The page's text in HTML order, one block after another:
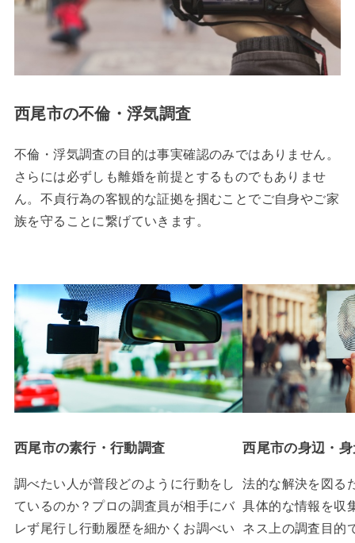
西尾市の不倫・浮気調査
不倫・浮気調査の目的は事実確認のみではありません。
さらには必ずしも離婚を前提とするものでもありませ
ん。不貞行為の客観的な証拠を掴むことでご自身やご家
族を守ることに繋げていきます。
西尾市の素行・行動調査
調べたい人が普段どのように行動をし
ているのか？プロの調査員が相手にバ
レず尾行し行動履歴を細かくお調べい
西尾市の身辺・
法的な解決を図る
具体的な情報を収
ネス上の調査目的